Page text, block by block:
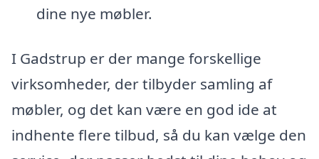
dine nye møbler.
I Gadstrup er der mange forskellige
virksomheder, der tilbyder samling af
møbler, og det kan være en god ide at
indhente flere tilbud, så du kan vælge den